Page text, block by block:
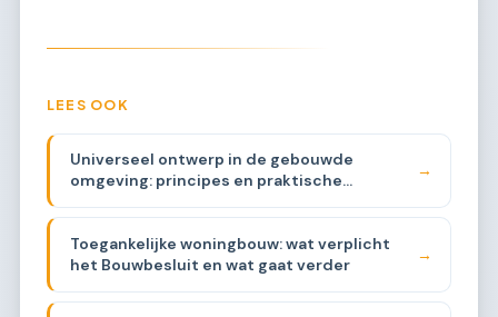
LEES OOK
Universeel ontwerp in de gebouwde
omgeving: principes en praktische
→
Toegankelijke woningbouw: wat verplicht
het Bouwbesluit en wat gaat verder
→